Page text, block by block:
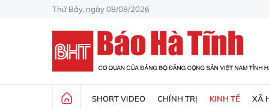
Thứ Bảy, ngày 08/08/2026
SHORT VIDEO CHÍNH TRỊ KINH TẾ XÃ